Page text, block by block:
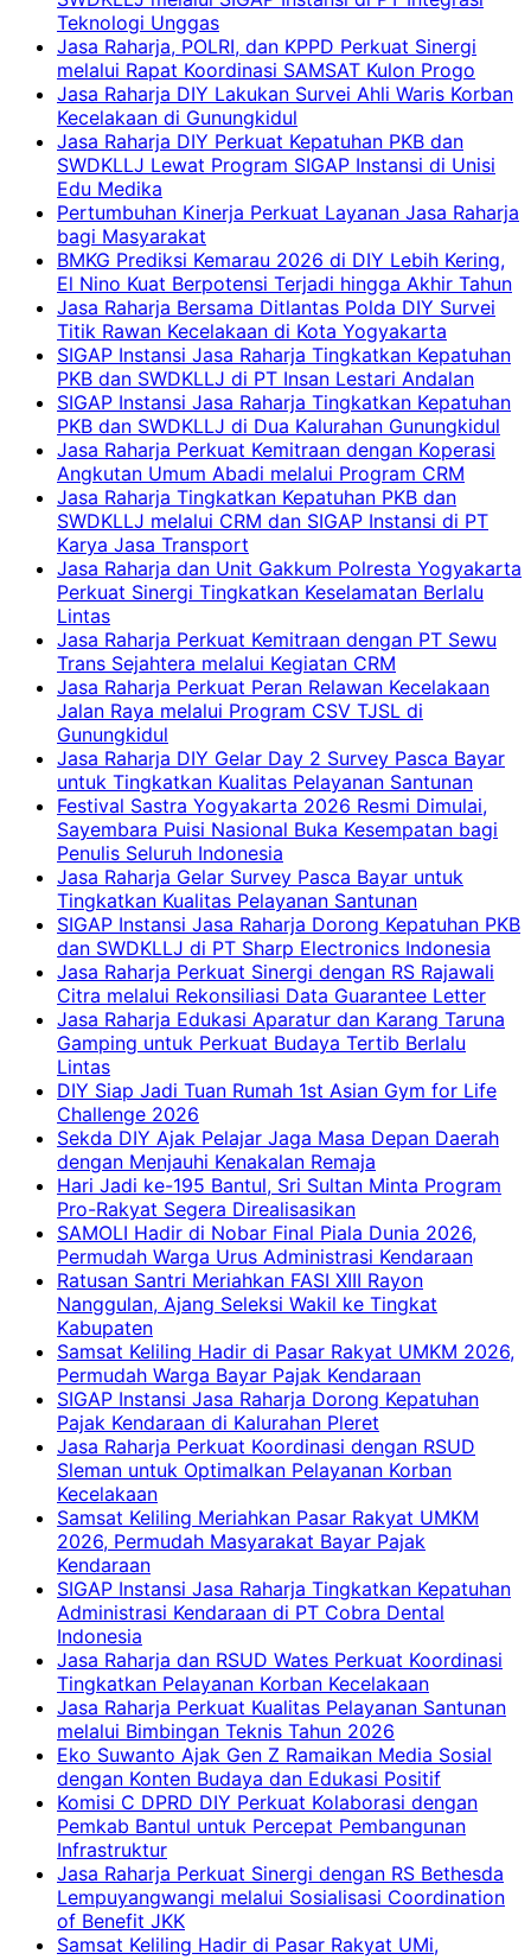
Teknologi Unggas
Jasa Raharja, POLRI, dan KPPD Perkuat Sinergi
melalui Rapat Koordinasi SAMSAT Kulon Progo
Jasa Raharja DIY Lakukan Survei Ahli Waris Korban
Kecelakaan di Gunungkidul
Jasa Raharja DIY Perkuat Kepatuhan PKB dan
SWDKLLJ Lewat Program SIGAP Instansi di Unisi
Edu Medika
Pertumbuhan Kinerja Perkuat Layanan Jasa Raharja
bagi Masyarakat
BMKG Prediksi Kemarau 2026 di DIY Lebih Kering,
El Nino Kuat Berpotensi Terjadi hingga Akhir Tahun
Jasa Raharja Bersama Ditlantas Polda DIY Survei
Titik Rawan Kecelakaan di Kota Yogyakarta
SIGAP Instansi Jasa Raharja Tingkatkan Kepatuhan
PKB dan SWDKLLJ di PT Insan Lestari Andalan
SIGAP Instansi Jasa Raharja Tingkatkan Kepatuhan
PKB dan SWDKLLJ di Dua Kalurahan Gunungkidul
Jasa Raharja Perkuat Kemitraan dengan Koperasi
Angkutan Umum Abadi melalui Program CRM
Jasa Raharja Tingkatkan Kepatuhan PKB dan
SWDKLLJ melalui CRM dan SIGAP Instansi di PT
Karya Jasa Transport
Jasa Raharja dan Unit Gakkum Polresta Yogyakarta
Perkuat Sinergi Tingkatkan Keselamatan Berlalu
Lintas
Jasa Raharja Perkuat Kemitraan dengan PT Sewu
Trans Sejahtera melalui Kegiatan CRM
Jasa Raharja Perkuat Peran Relawan Kecelakaan
Jalan Raya melalui Program CSV TJSL di
Gunungkidul
Jasa Raharja DIY Gelar Day 2 Survey Pasca Bayar
untuk Tingkatkan Kualitas Pelayanan Santunan
Festival Sastra Yogyakarta 2026 Resmi Dimulai,
Sayembara Puisi Nasional Buka Kesempatan bagi
Penulis Seluruh Indonesia
Jasa Raharja Gelar Survey Pasca Bayar untuk
Tingkatkan Kualitas Pelayanan Santunan
SIGAP Instansi Jasa Raharja Dorong Kepatuhan PKB
dan SWDKLLJ di PT Sharp Electronics Indonesia
Jasa Raharja Perkuat Sinergi dengan RS Rajawali
Citra melalui Rekonsiliasi Data Guarantee Letter
Jasa Raharja Edukasi Aparatur dan Karang Taruna
Gamping untuk Perkuat Budaya Tertib Berlalu
Lintas
DIY Siap Jadi Tuan Rumah 1st Asian Gym for Life
Challenge 2026
Sekda DIY Ajak Pelajar Jaga Masa Depan Daerah
dengan Menjauhi Kenakalan Remaja
Hari Jadi ke-195 Bantul, Sri Sultan Minta Program
Pro-Rakyat Segera Direalisasikan
SAMOLI Hadir di Nobar Final Piala Dunia 2026,
Permudah Warga Urus Administrasi Kendaraan
Ratusan Santri Meriahkan FASI XIII Rayon
Nanggulan, Ajang Seleksi Wakil ke Tingkat
Kabupaten
Samsat Keliling Hadir di Pasar Rakyat UMKM 2026,
Permudah Warga Bayar Pajak Kendaraan
SIGAP Instansi Jasa Raharja Dorong Kepatuhan
Pajak Kendaraan di Kalurahan Pleret
Jasa Raharja Perkuat Koordinasi dengan RSUD
Sleman untuk Optimalkan Pelayanan Korban
Kecelakaan
Samsat Keliling Meriahkan Pasar Rakyat UMKM
2026, Permudah Masyarakat Bayar Pajak
Kendaraan
SIGAP Instansi Jasa Raharja Tingkatkan Kepatuhan
Administrasi Kendaraan di PT Cobra Dental
Indonesia
Jasa Raharja dan RSUD Wates Perkuat Koordinasi
Tingkatkan Pelayanan Korban Kecelakaan
Jasa Raharja Perkuat Kualitas Pelayanan Santunan
melalui Bimbingan Teknis Tahun 2026
Eko Suwanto Ajak Gen Z Ramaikan Media Sosial
dengan Konten Budaya dan Edukasi Positif
Komisi C DPRD DIY Perkuat Kolaborasi dengan
Pemkab Bantul untuk Percepat Pembangunan
Infrastruktur
Jasa Raharja Perkuat Sinergi dengan RS Bethesda
Lempuyangwangi melalui Sosialisasi Coordination
of Benefit JKK
Samsat Keliling Hadir di Pasar Rakyat UMi,